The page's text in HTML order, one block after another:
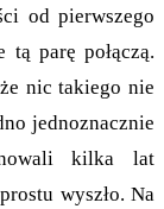
od pierwszego
tą parę połączą.
nic takiego nie
jednoznacznie
kilka lat
wyszło. Na